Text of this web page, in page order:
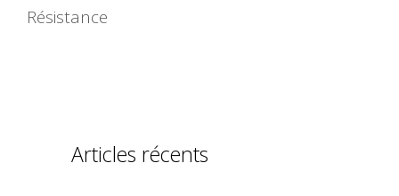
Résistance
Articles récents